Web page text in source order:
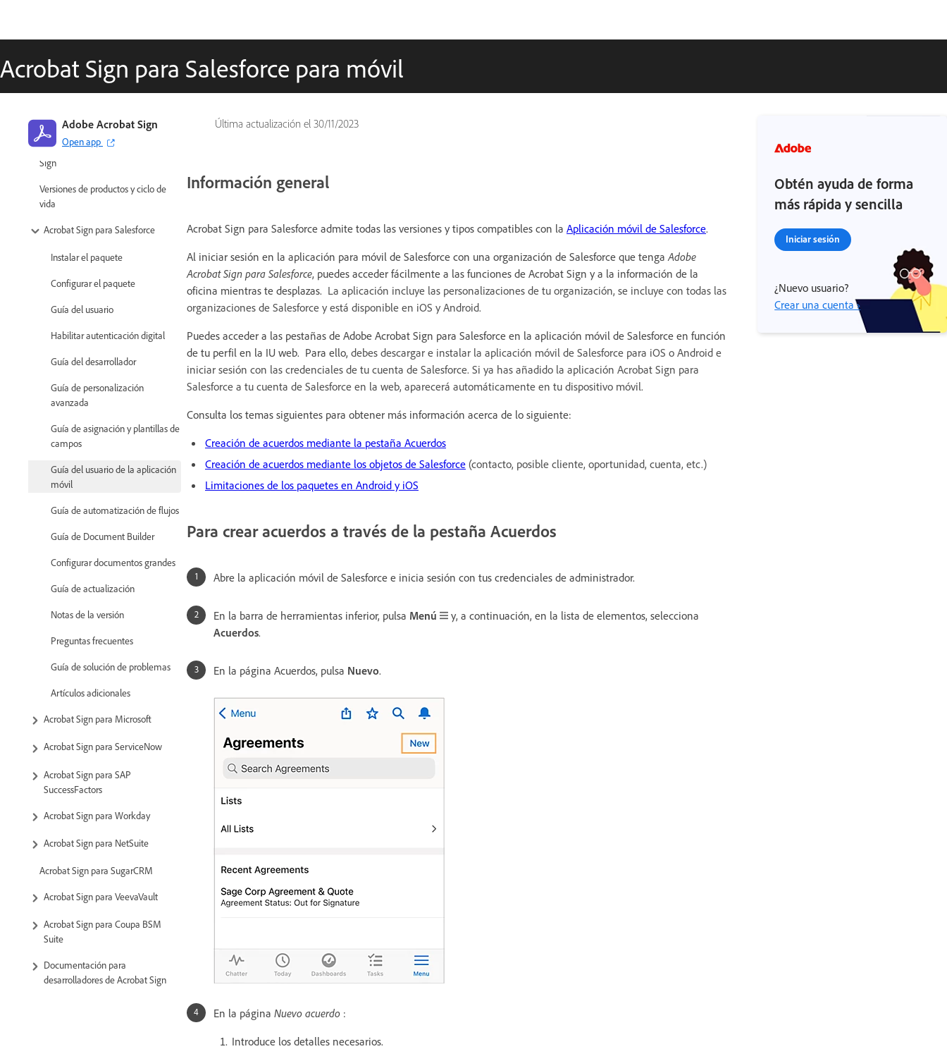
Acrobat Sign para Salesforce para móvil
Última actualización el 30/11/2023
Adobe Acrobat Sign
Open app
Integraciones de Adobe Acrobat
Sign
Versiones de productos y ciclo de
vida
Acrobat Sign para Salesforce
Instalar el paquete
Configurar el paquete
Guía del usuario
Habilitar autenticación digital
Guía del desarrollador
Guía de personalización
avanzada
Guía de asignación y plantillas de
campos
Guía del usuario de la aplicación
móvil
Guía de automatización de flujos
Guía de Document Builder
Configurar documentos grandes
Guía de actualización
Notas de la versión
Preguntas frecuentes
Guía de solución de problemas
Artículos adicionales
Acrobat Sign para Microsoft
Acrobat Sign para ServiceNow
Acrobat Sign para SAP
SuccessFactors
Acrobat Sign para Workday
Acrobat Sign para NetSuite
Acrobat Sign para SugarCRM
Acrobat Sign para VeevaVault
Acrobat Sign para Coupa BSM
Suite
Documentación para
desarrolladores de Acrobat Sign
Información general
Acrobat Sign para Salesforce admite todas las versiones y tipos compatibles con la Aplicación móvil de Salesforce.
Al iniciar sesión en la aplicación para móvil de Salesforce con una organización de Salesforce que tenga Adobe
Acrobat Sign para Salesforce, puedes acceder fácilmente a las funciones de Acrobat Sign y a la información de la
oficina mientras te desplazas. La aplicación incluye las personalizaciones de tu organización, se incluye con todas las
organizaciones de Salesforce y está disponible en iOS y Android.
Puedes acceder a las pestañas de Adobe Acrobat Sign para Salesforce en la aplicación móvil de Salesforce en función
de tu perfil en la IU web. Para ello, debes descargar e instalar la aplicación móvil de Salesforce para iOS o Android e
iniciar sesión con las credenciales de tu cuenta de Salesforce. Si ya has añadido la aplicación Acrobat Sign para
Salesforce a tu cuenta de Salesforce en la web, aparecerá automáticamente en tu dispositivo móvil.
Consulta los temas siguientes para obtener más información acerca de lo siguiente:
Creación de acuerdos mediante la pestaña Acuerdos
Creación de acuerdos mediante los objetos de Salesforce (contacto, posible cliente, oportunidad, cuenta, etc.)
Limitaciones de los paquetes en Android y iOS
Para crear acuerdos a través de la pestaña Acuerdos
Abre la aplicación móvil de Salesforce e inicia sesión con tus credenciales de administrador.
En la barra de herramientas inferior, pulsa Menú
y, a continuación, en la lista de elementos, selecciona
Acuerdos.
En la página Acuerdos, pulsa Nuevo.
En la página Nuevo acuerdo :
Introduce los detalles necesarios.
Obtén ayuda de forma
más rápida y sencilla
Iniciar sesión
¿Nuevo usuario?
Crear una cuenta ›